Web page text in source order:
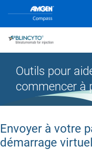
Outils pour
commencer à
Envoyer à votre
démarrage